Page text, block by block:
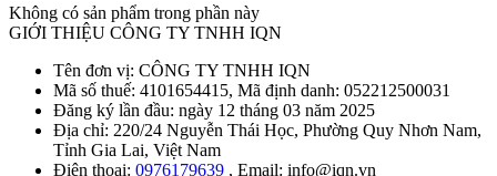
Không có sản phẩm trong phần này
GIỚI THIỆU CÔNG TY TNHH IQN
Tên đơn vị: CÔNG TY TNHH IQN
Mã số thuế: 4101654415, Mã định danh: 052212500031
Đăng ký lần đầu: ngày 12 tháng 03 năm 2025
Địa chỉ: 220/24 Nguyễn Thái Học, Phường Quy Nhơn Nam,
Tỉnh Gia Lai, Việt Nam
Điện thoại: 0976179639 , Email: info@iqn.vn